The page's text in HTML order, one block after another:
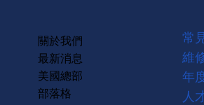
關於我們
最新消息
美國總部
部落格
常
維
年
人